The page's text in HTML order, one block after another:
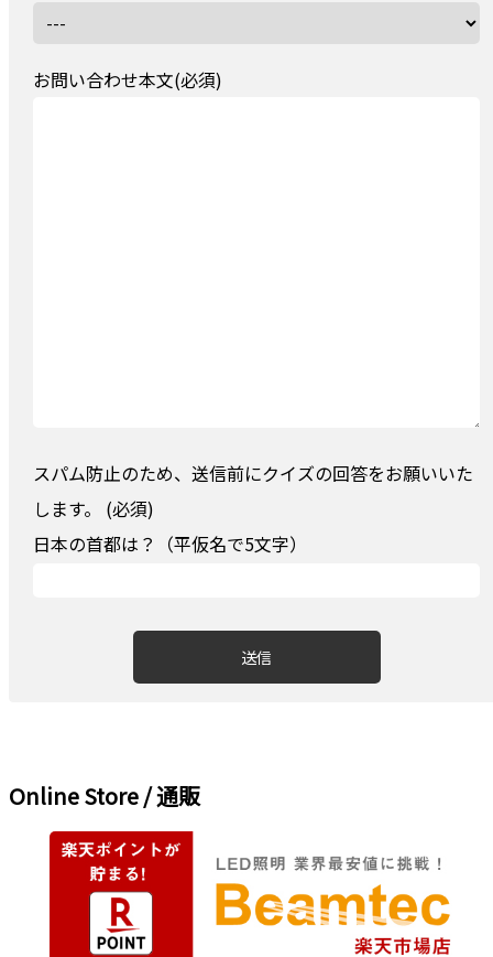
お問い合わせ本文(必須)
スパム防止のため、送信前にクイズの回答をお願いいた
します。 (必須)
日本の首都は？（平仮名で5文字）
Online Store / 通販